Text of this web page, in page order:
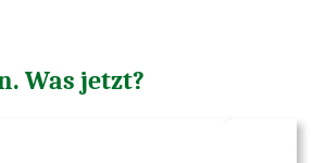
Was jetzt?